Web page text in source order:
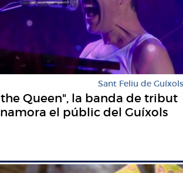
Sant Feliu de Guíxols
the Queen", la banda de tribut
el públic del Guíxols